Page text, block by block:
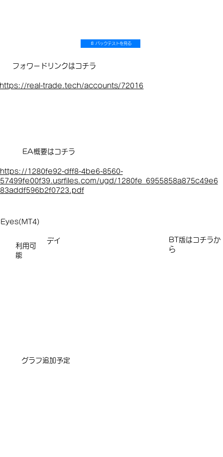
フォワードリンクはコチラ
https://real-trade.tech/accounts/72016
EA概要はコチラ
https://1280fe92-dff8-4be6-8560-
57499fe00f39.usrfiles.com/ugd/1280fe_6955858a875c49e6
83addf596b2f0723.pdf
📄 バックテストを見る
デイ
​​​BT版はコチラか
ら
利用可
能
Eyes(MT4)
​グラフ追加予定